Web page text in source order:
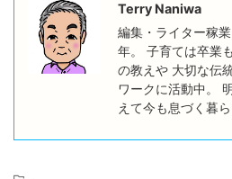
Terry Naniwa
編集・ライター稼
年。 子育ては卒業
の教えや 大切な伝
ワークに活動中。
えて今も息づく暮